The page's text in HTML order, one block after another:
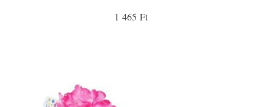
1 465 Ft